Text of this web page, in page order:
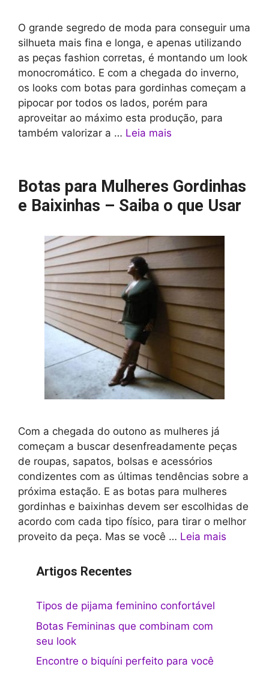
O grande segredo de moda para conseguir uma
silhueta mais fina e longa, e apenas utilizando
as peças fashion corretas, é montando um look
monocromático. E com a chegada do inverno,
os looks com botas para gordinhas começam a
pipocar por todos os lados, porém para
aproveitar ao máximo esta produção, para
também valorizar a … Leia mais
Botas para Mulheres Gordinhas
e Baixinhas – Saiba o que Usar
Com a chegada do outono as mulheres já
começam a buscar desenfreadamente peças
de roupas, sapatos, bolsas e acessórios
condizentes com as últimas tendências sobre a
próxima estação. E as botas para mulheres
gordinhas e baixinhas devem ser escolhidas de
acordo com cada tipo físico, para tirar o melhor
proveito da peça. Mas se você … Leia mais
Artigos Recentes
Tipos de pijama feminino confortável
Botas Femininas que combinam com
seu look
Encontre o biquíni perfeito para você